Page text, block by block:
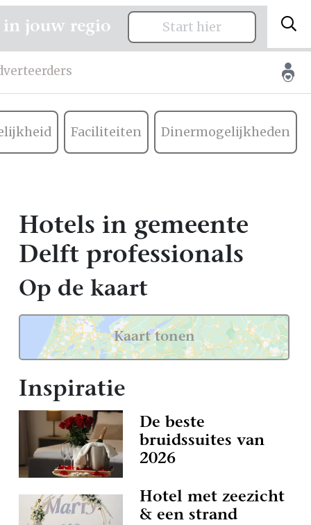
in jouw regio Start hier
Faciliteiten Dinermogelijkheden
Hotels in gemeente
Delft professionals
Op de kaart
Kaart tonen
Inspiratie
De beste
bruidssuites van
2026
Hotel met zeezicht
& een strand